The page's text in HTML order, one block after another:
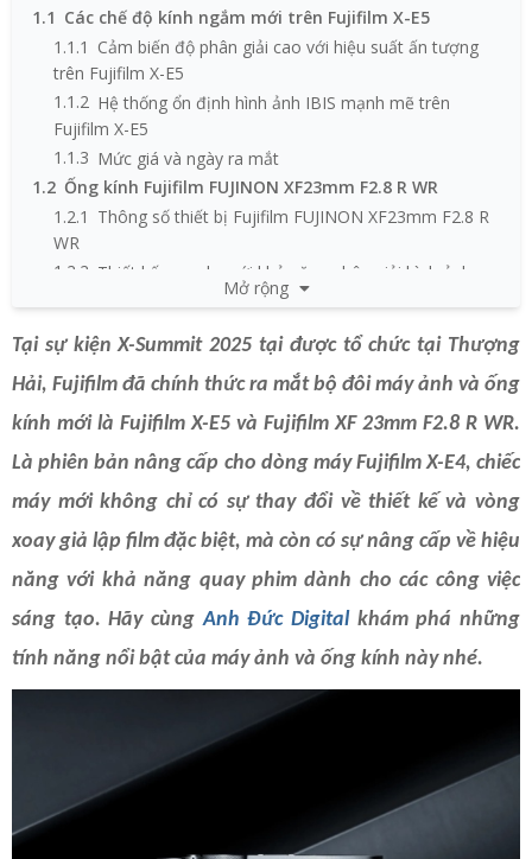
1.1 Các chế độ kính ngắm mới trên Fujifilm X-E5
1.1.1 Cảm biến độ phân giải cao với hiệu suất ấn tượng
trên Fujifilm X-E5
1.1.2 Hệ thống ổn định hình ảnh IBIS mạnh mẽ trên
Fujifilm X-E5
1.1.3 Mức giá và ngày ra mắt
1.2 Ống kính Fujifilm FUJINON XF23mm F2.8 R WR
1.2.1 Thông số thiết bị Fujifilm FUJINON XF23mm F2.8 R
WR
1.2.2 Thiết kế gọn nhẹ với khả năng phân giải hình ảnh
1.2.4 Thiết kế bền bỉ nhưng mang nét thời trang
1.2.5 Mức giá và ngày ra mắt
Mở rộng
Tại sự kiện X-Summit 2025 tại được tổ chức tại Thượng
Hải, Fujifilm đã chính thức ra mắt bộ đôi máy ảnh và ống
kính mới là Fujifilm X-E5 và Fujifilm XF 23mm F2.8 R WR.
Là phiên bản nâng cấp cho dòng máy Fujifilm X-E4, chiếc
máy mới không chỉ có sự thay đổi về thiết kế và vòng
xoay giả lập film đặc biệt, mà còn có sự nâng cấp về hiệu
năng với khả năng quay phim dành cho các công việc
sáng tạo. Hãy cùngAnh Đức Digital khám phá những
tính năng nổi bật của máy ảnh và ống kính này nhé.